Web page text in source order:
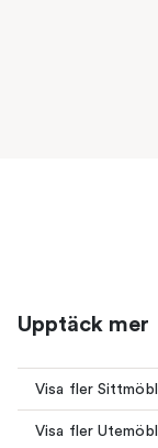
Upptäck mer
Visa fler
Visa fler